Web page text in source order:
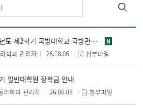
학교 국방관리대학원 일반대학원 학점교류 수강신청 안내(~8/9) N
학과 관리자 26.08.06 첨부파일
일반대학원 장학금 안내
리학과 관리자 26.06.08 첨부파일